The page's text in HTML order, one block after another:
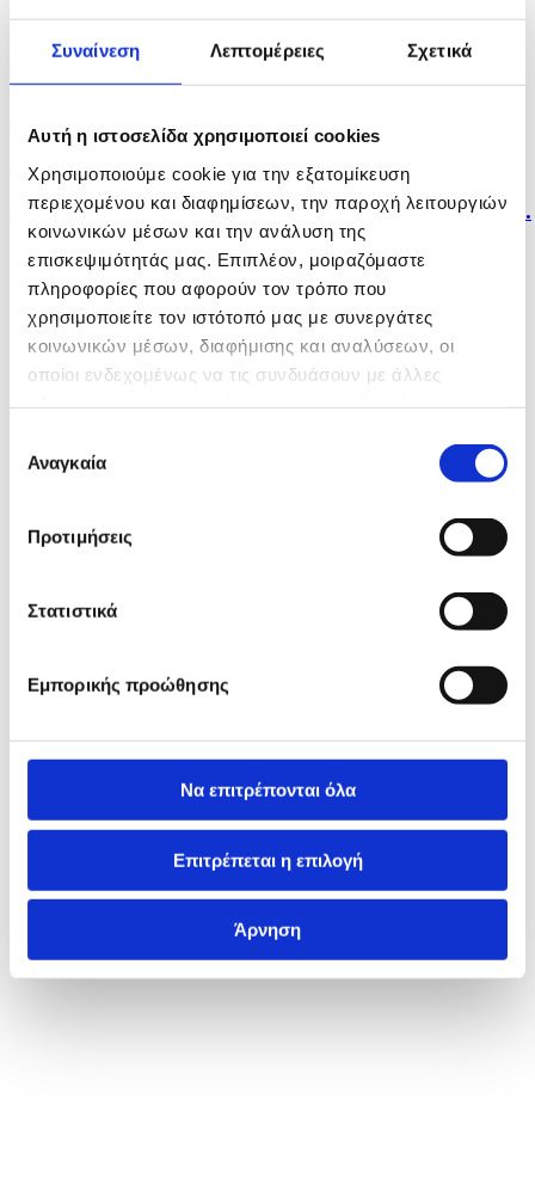
Συναίνεση Λεπτομέρειες Σχετικά
Αυτή η ιστοσελίδα χρησιμοποιεί cookies
Χρησιμοποιούμε cookie για την εξατομίκευση
περιεχομένου και διαφημίσεων, την παροχή λειτουργιών
κοινωνικών μέσων και την ανάλυση της
επισκεψιμότητάς μας. Επιπλέον, μοιραζόμαστε
πληροφορίες που αφορούν τον τρόπο που
χρησιμοποιείτε τον ιστότοπό μας με συνεργάτες
κοινωνικών μέσων, διαφήμισης και αναλύσεων, οι
οποίοι ενδεχομένως να τις συνδυάσουν με άλλες
των υπηρεσιών τους.
συγκατάθεσης
Αναγκαία
Προτιμήσεις
Στατιστικά
Εμπορικής προώθησης
Να επιτρέπονται όλα
Επιτρέπεται η επιλογή
Άρνηση
δεν...
πριν 2 ώρες
Red Code για πολύ υψηλό κίνδυνο πυρκαγιάς σε έξι...